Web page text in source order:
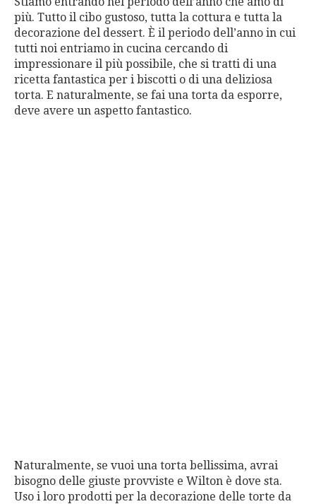
più. Tutto il cibo gustoso, tutta la cottura e tutta la
decorazione del dessert. È il periodo dell’anno in cui
tutti noi entriamo in cucina cercando di
impressionare il più possibile, che si tratti di una
ricetta fantastica per i biscotti o di una deliziosa
torta. E naturalmente, se fai una torta da esporre,
deve avere un aspetto fantastico.
Naturalmente, se vuoi una torta bellissima, avrai
bisogno delle giuste provviste e Wilton è dove sta.
Uso i loro prodotti per la decorazione delle torte da